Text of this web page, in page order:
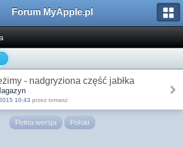
Forum MyApple.pl
- nadgryziona część jabłka
10:43 przez tomasz
Pełna wersja Polski